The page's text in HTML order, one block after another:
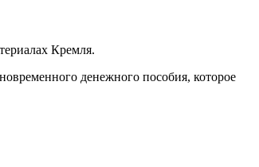
Кремля.
денежного пособия, которое